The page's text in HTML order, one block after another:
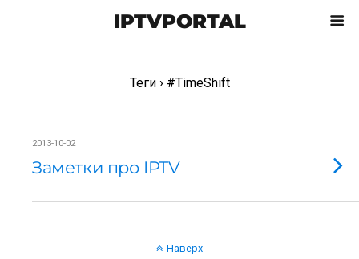
IPTVPORTAL
Теги › #TimeShift
2013-10-02
Заметки про IPTV
Наверх